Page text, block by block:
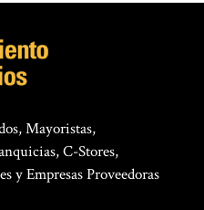
Mayoristas,
C-Stores,
y Empresas Proveedoras